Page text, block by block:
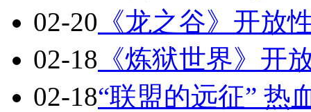
02-20 《龙之谷》开放
02-18 《炼狱世界》开
02-18“联盟的远征” 热